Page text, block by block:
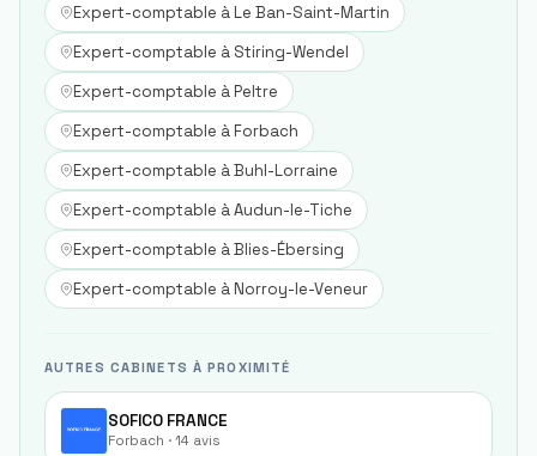
Expert-comptable à Le Ban-Saint-Martin
Expert-comptable à Stiring-Wendel
Expert-comptable à Peltre
Expert-comptable à Forbach
Expert-comptable àBuhl-Lorraine
Expert-comptable àAudun-le-Tiche
Expert-comptable àBlies-Ébersing
Expert-comptable à Norroy-le-Veneur
AUTRES CABINETS À PROXIMITÉ
SOFICO FRANCE
Forbach · 14 avis